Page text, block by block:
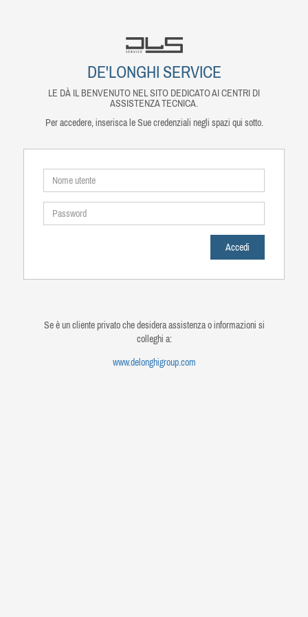
DE'LONGHI SERVICE
LE DÀ IL BENVENUTO NEL SITO DEDICATO AI CENTRI DI
ASSISTENZA TECNICA.
Per accedere, inserisca le Sue credenziali negli spazi qui sotto.
Se è un cliente privato che desidera assistenza o informazioni si
colleghi a:
www.delonghigroup.com